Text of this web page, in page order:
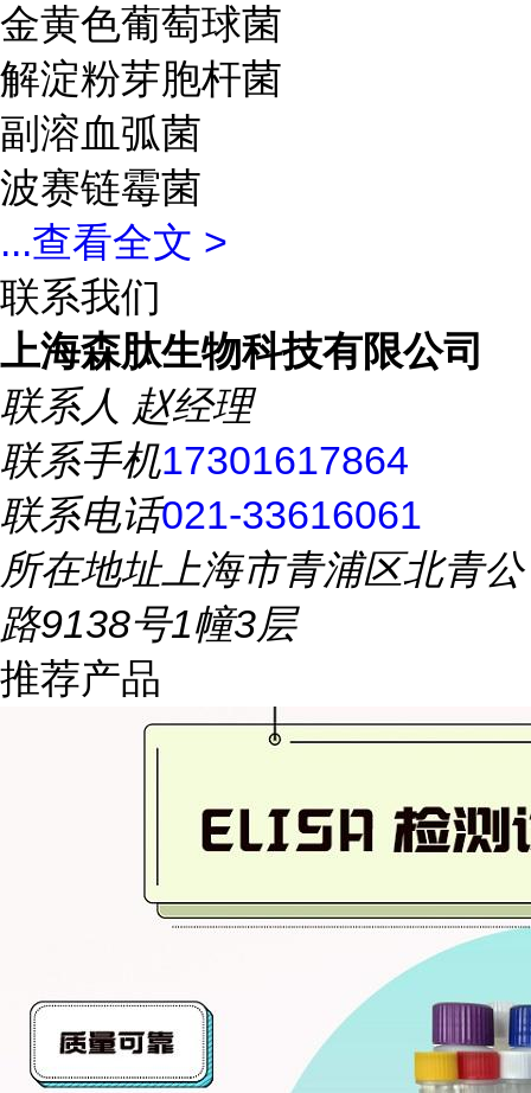
金黄色葡萄球菌
解淀粉芽胞杆菌
副溶血弧菌
波赛链霉菌
...查看全文 >
联系我们
上海森肽生物科技有限公司
联系人 赵经理
联系手机17301617864
联系电话021-33616061
所在地址上海市青浦区北青公
路9138号1幢3层
推荐产品